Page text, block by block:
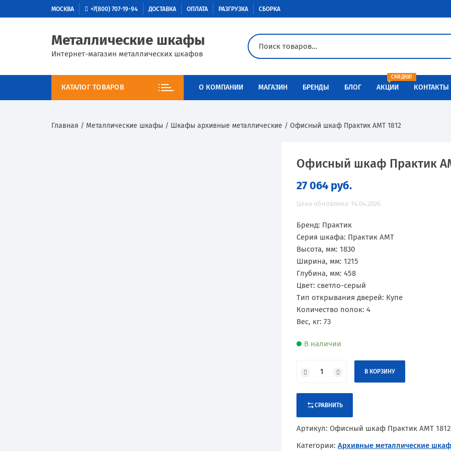
МОСКВА +7(800) 707-19-94 ДОСТАВКА ОПЛАТА РАЗГРУЗКА СБОРКА
Металлические шкафы
Интернет-магазин металлических шкафов
КАТАЛОГ ТОВАРОВ О КОМПАНИИ МАГАЗИН
Инструкции по сборке
Сертификаты
БРЕНДЫ
Контур
Металл-Завод
ПАКС-металл
БЛОГ
Сейфы
Промышленная мебель
Производственная мебель
Оборудование и оснащение
АКЦИИ
СКИДКИ!
КОНТАКТЫ
Главная / Металлические шкафы / Шкафы архивные металлические / Офисный шкаф Практик AMT 1812
Офисный шкаф Практик
27 064 руб.
Цена обновлена: 14.04.2026
Бренд: Практик
Серия шкафа: Практик AMT
Высота, мм: 1830
Ширина, мм: 1215
Глубина, мм: 458
Цвет: светло-серый
Тип открывания дверей: Купе
Количество полок: 4
Вес, кг: 73
В наличии
В КОРЗИНУ
СРАВНИТЬ
Артикул: Офисный шкаф Практик AMT 1812
Категории: Архивные металлические